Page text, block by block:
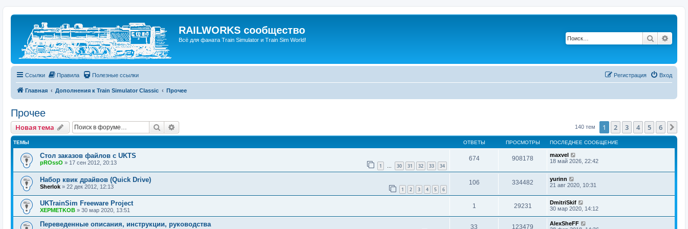
RAILWORKS сообщество
Всё для фаната Train Simulator и Train Sim World! Поиск
Ссылки Правила Полезные ссылки Вход
Регистрация
Главная Дополнения к Train Simulator Classic Прочее
Прочее
Новая тема Поиск 140 тем 1 2 3 4 5 6
ТЕМЫ ОТВЕТЫ ПРОСМОТРЫ ПОСЛЕДНЕЕ СООБЩЕНИЕ
Стол заказов файлов с UKTS
pROssO » 17 сен 2012, 20:13 1 … 30 31 32 33 34
674 908178
maxvel
18 май 2026, 22:42
Набор квик драйвов (Quick Drive)
Sherlok » 22 дек 2012, 12:13 1 2 3 4 5 6
106 334482
yurinn
21 авг 2020, 10:31
UKTrainSim Freeware Project
XEPMETKOB » 30 мар 2020, 13:51
1 29231
DmitriSkif
30 мар 2020, 14:12
Переведенные описания, инструкции, руководства 33 123479
AlexSheFF